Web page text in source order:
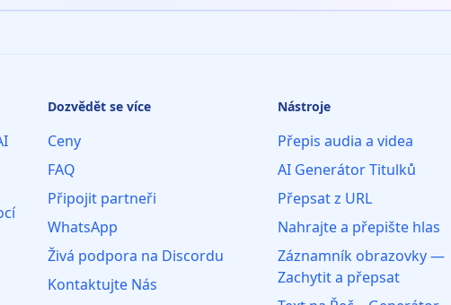
Dozvědět se více
Ceny
FAQ
Připojit partneři
WhatsApp
Živá podpora na Discordu
Kontaktujte Nás
Nástroje
Přepis audia a videa
AI Generátor Titulků
Přepsat z URL
Nahrajte a přepište hlas
Záznamník obrazovky —
Zachytit a přepsat